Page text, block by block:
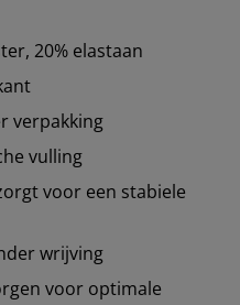
20% elastaan
verpakking
vulling
voor een stabiele
wrijving
voor optimale